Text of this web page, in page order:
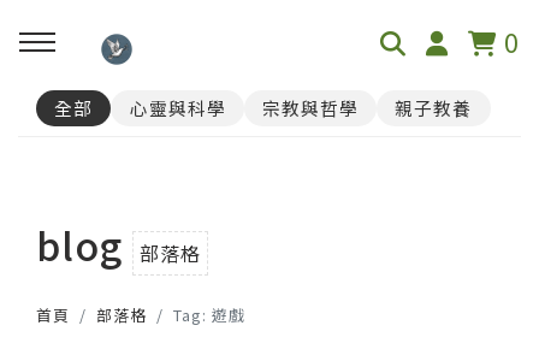
0
回主選單
榮格12原型人格測驗
全部 心靈與科學 宗教與哲學 親子教養
blog 部落格
首頁 部落格 Tag: 遊戲